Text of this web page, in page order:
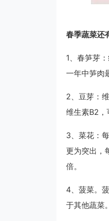
春季蔬菜还
1、春笋芽
一年中笋肉
2、豆芽：
维生素B2，
3、菜花：
更为突出，
倍。
4、菠菜。
于其他蔬菜。